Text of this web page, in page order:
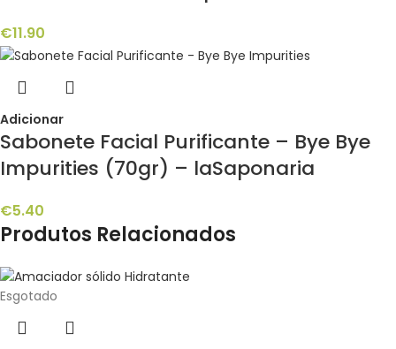
€11.90
Adicionar
Sabonete Facial Purificante – Bye Bye
Impurities (70gr) – laSaponaria
€5.40
Produtos Relacionados
Esgotado